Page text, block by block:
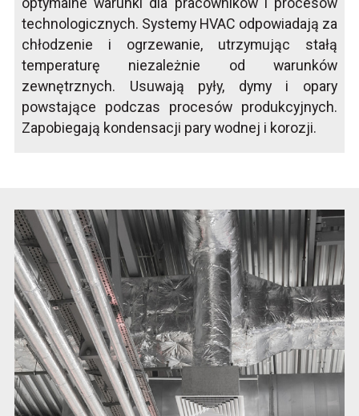
technologicznych. Systemy HVAC odpowiadają za
chłodzenie i ogrzewanie, utrzymując stałą
temperaturę niezależnie od warunków
zewnętrznych. Usuwają pyły, dymy i opary
powstające podczas procesów produkcyjnych.
Zapobiegają kondensacji pary wodnej i korozji.